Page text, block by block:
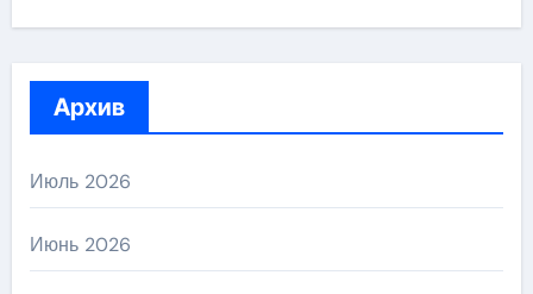
Архив
Июль 2026
Июнь 2026